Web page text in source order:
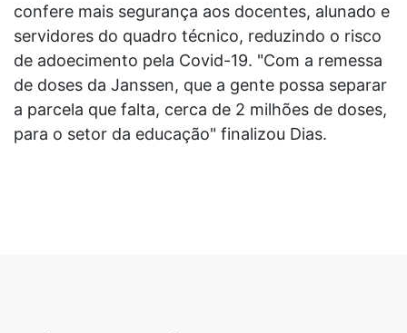
confere mais segurança aos docentes, alunado e
servidores do quadro técnico, reduzindo o risco
de adoecimento pela Covid-19. "Com a remessa
de doses da Janssen, que a gente possa separar
a parcela que falta, cerca de 2 milhões de doses,
para o setor da educação" finalizou Dias.